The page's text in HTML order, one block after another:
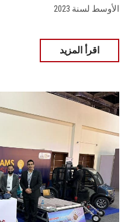
الأوسط لسنة 2023
اقرأ المزيد